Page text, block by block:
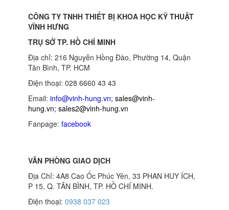
CÔNG TY TNHH THIẾT BỊ KHOA HỌC KỸ THUẬT
VĨNH HƯNG
TRỤ SỞ TP. HỒ CHÍ MINH
Địa chỉ: 216 Nguyễn Hồng Đào, Phường 14, Quận
Tân Bình, TP. HCM
Điện thoại: 028 6660 43 43
Email: info@vinh-hung.vn; sales@vinh-
hung.vn; sales2@vinh-hung.vn
Fanpage: facebook
VĂN PHÒNG GIAO DỊCH
Địa Chỉ: 4A8 Cao Ốc Phúc Yên, 33 PHAN HUY ÍCH,
P 15, Q. TÂN BÌNH, TP. HỒ CHÍ MINH.
Điện thoại: 0938 037 023